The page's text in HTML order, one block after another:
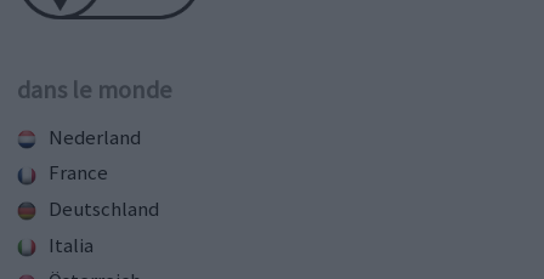
dans le monde
Nederland
France
Deutschland
Italia